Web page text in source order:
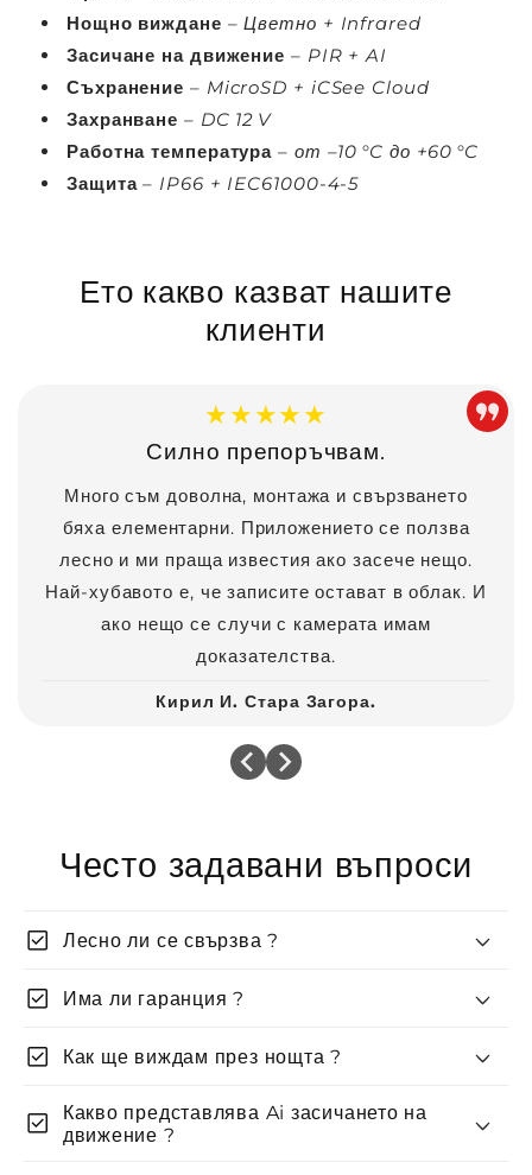
Нощно виждане –Цветно + Infrared
Засичане на движение – PIR + AI
Съхранение – MicroSD + iCSee Cloud
Захранване – DC 12 V
Работна температура – от –10 °C до +60 °C
Защита– IP66 + IEC61000-4-5
Ето какво казват нашите
клиенти
★★★★★
Силно препоръчвам.
Много съм доволна, монтажа и свързването
бяха елементарни. Приложението се ползва
лесно и ми праща известия ако засече нещо.
Най-хубавото е, че записите остават в облак. И
ако нещо се случи с камерата имам
доказателства.
Кирил И. Стара Загора.
Често задавани въпроси
check_box Лесно ли се свързва ?
check_box Има ли гаранция ?
check_box Как ще виждам през нощта ?
check_box
Какво представлява Ai засичането на
движение ?